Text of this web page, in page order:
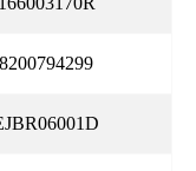
8200794299